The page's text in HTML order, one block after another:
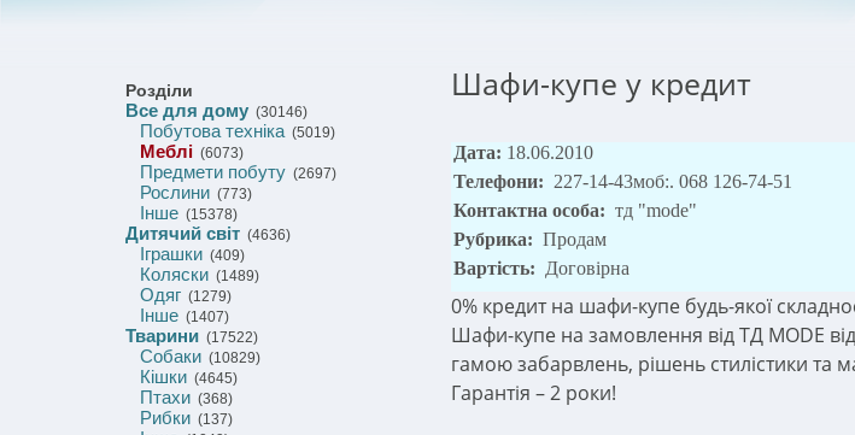
Розділи
Все для дому (30146)
Побутова техніка(5019)
Меблі (6073)
Предмети побуту (2697)
Рослини (773)
Інше (15378)
Дитячий світ (4636)
Іграшки (409)
Коляски (1489)
Одяг (1279)
Інше (1407)
Тварини (17522)
Собаки (10829)
Кішки (4645)
Птахи (368)
Рибки (137)
Шафи-купе у кредит
Дата: 18.06.2010
Телефони: 227-14-43моб:. 068 126-74-51
Контактна особа: тд "mode"
Рубрика: Продам
Вартість: Договірна
0% кредит на шафи-купе будь-якої
Шафи-купе на замовлення від ТД MODE
гамою забарвлень, рішень стилістики та
Гарантія – 2 роки!